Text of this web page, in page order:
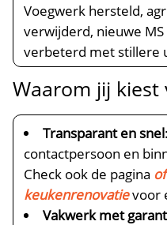
Voegwerk hersteld,
verwijderd, nieuwe
verbeterd met stillere
Waarom jij kiest
Transparant en snel
contactpersoon en
Check ook de pagina
keukenrenovatievoor
Vakwerk met